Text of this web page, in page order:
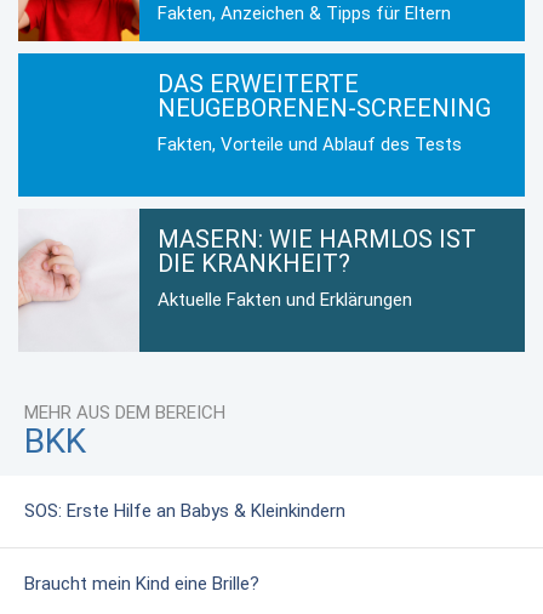
Fakten, Anzeichen & Tipps für Eltern
DAS ERWEITERTE
NEUGEBORENEN-SCREENING
Fakten, Vorteile und Ablauf des Tests
MASERN: WIE HARMLOS IST
DIE KRANKHEIT?
Aktuelle Fakten und Erklärungen
MEHR AUS DEM BEREICH
BKK
SOS: Erste Hilfe an Babys & Kleinkindern
Braucht mein Kind eine Brille?